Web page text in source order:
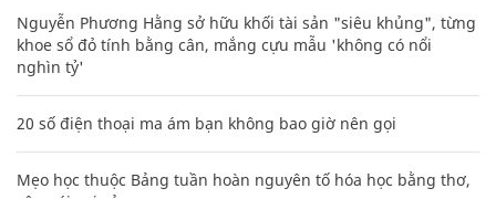
Nguyễn Phương Hằng sở hữu khối tài sản "siêu khủng", từng
khoe sổ đỏ tính bằng cân, mắng cựu mẫu 'không có nổi
nghìn tỷ'
20 số điện thoại ma ám bạn không bao giờ nên gọi
Mẹo học thuộc Bảng tuần hoàn nguyên tố hóa học bằng thơ,